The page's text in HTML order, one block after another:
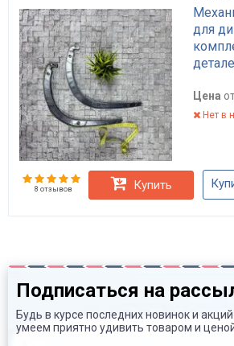
для
Цена
Нет в
8 отзывов Купить
Подписаться на
Будь в курсе последних новинок и
умеем приятно удивить товаром и